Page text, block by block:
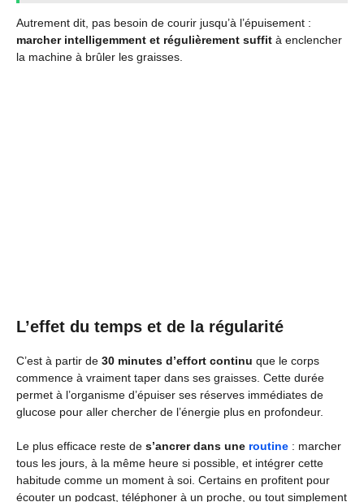
Autrement dit, pas besoin de courir jusqu’à l’épuisement :
marcher intelligemment et régulièrement suffit à enclencher
la machine à brûler les graisses.
L’effet du temps et de la régularité
C’est à partir de 30 minutes d’effort continu que le corps
commence à vraiment taper dans ses graisses. Cette durée
permet à l’organisme d’épuiser ses réserves immédiates de
glucose pour aller chercher de l’énergie plus en profondeur.
Le plus efficace reste de s’ancrer dans une routine : marcher
tous les jours, à la même heure si possible, et intégrer cette
habitude comme un moment à soi. Certains en profitent pour
écouter un podcast, téléphoner à un proche, ou tout simplement